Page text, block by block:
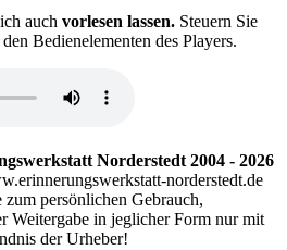
auch vorlesen lassen. Steuern Sie
Bedienelementen des Players.
Norderstedt 2004 - 2026
norderstedt.de
persönlichen Gebrauch,
Weitergabe in jeglicher Form nur mit
der Urheber!